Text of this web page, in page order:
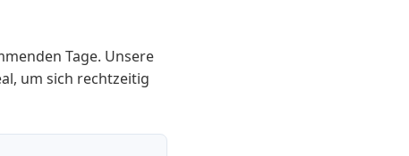
Tage. Unsere
um sich rechtzeitig